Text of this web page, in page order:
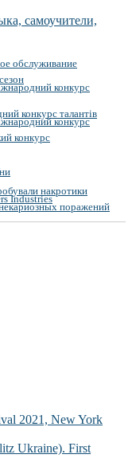
обслуживание
конкурс
конкурс талантів
конкурс
конкурс
накротики
Industries
поражений
2021, New York
Ukraine). First